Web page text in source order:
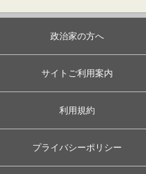
政治家の方へ
サイトご利用案内
利用規約
プライバシーポリシー